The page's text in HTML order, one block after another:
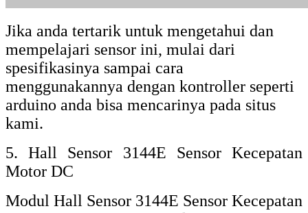
Di bawah ini adalah alat bantu untuk modul
sensor kecepatan dengan menggunakan
optocoupler (photo electric) sebagai
encoder 20 titik, anda bisa melihatnya pada
gambar di bawah ini.